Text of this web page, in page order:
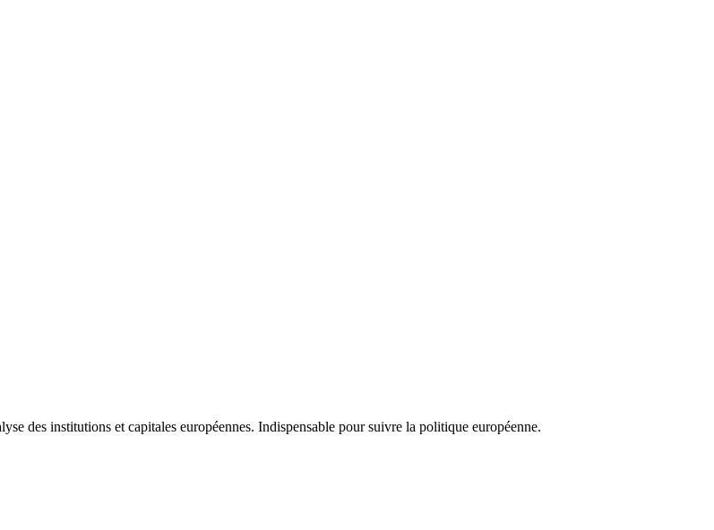
des institutions et capitales européennes. Indispensable pour suivre la politique européenne.